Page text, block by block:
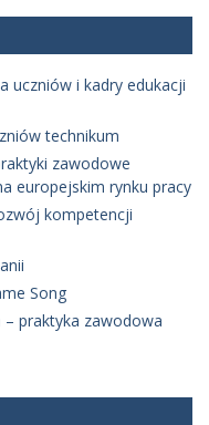
uczniów i kadry edukacji
technikum
zawodowe
europejskim rynku pracy
kompetencji
Song
praktyka zawodowa